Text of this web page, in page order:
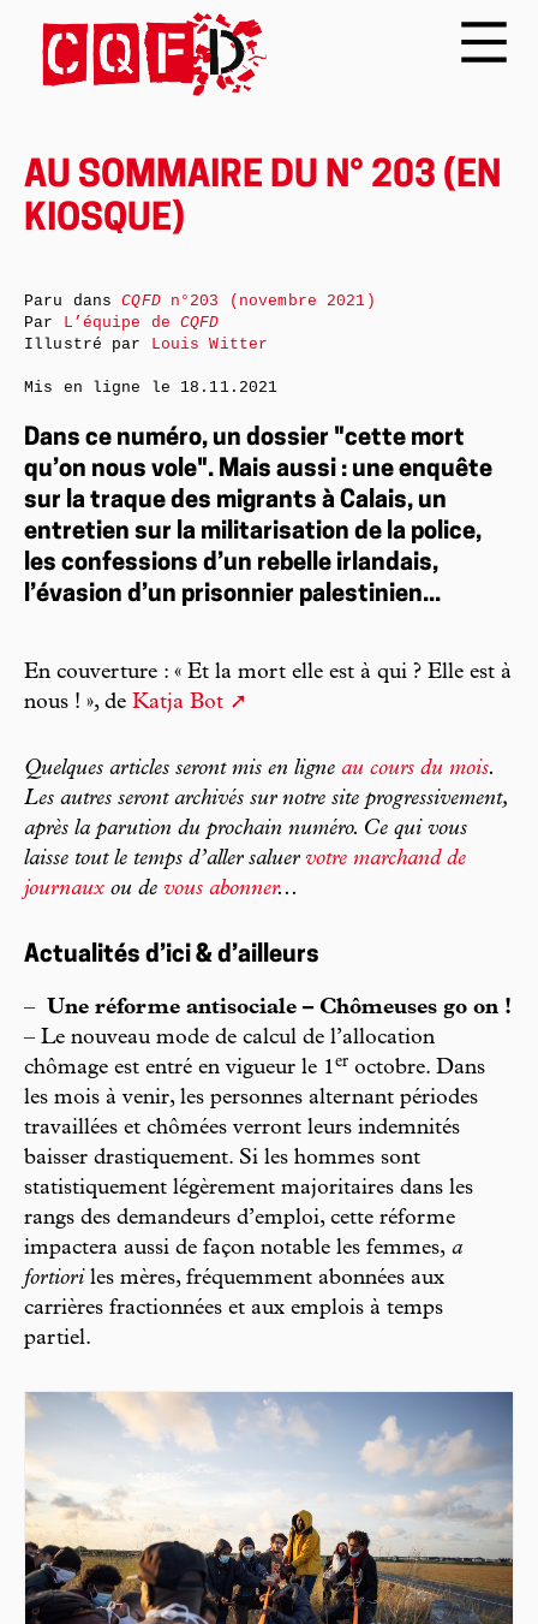
AU SOMMAIRE DU N° 203 (EN
KIOSQUE)
Dans ce numéro, un dossier "cette mort
qu’on nous vole". Mais aussi : une enquête
sur la traque des migrants à Calais, un
entretien sur la militarisation de la police,
les confessions d’un rebelle irlandais,
l’évasion d’un prisonnier palestinien...
En couverture : « Et la mort elle est à qui ? Elle est à
nous ! », de Katja Bot
Quelques articles seront mis en ligne au cours du mois.
Les autres seront archivés sur notre site progressivement,
après la parution du prochain numéro. Ce qui vous
laisse tout le temps d’aller saluer votre marchand de
journaux ou de vous abonner...
Actualités d’ici & d’ailleurs
–
Une réforme antisociale – Chômeuses go on !
– Le nouveau mode de calcul de l’allocation
chômage est entré en vigueur le 1er octobre. Dans
les mois à venir, les personnes alternant périodes
travaillées et chômées verront leurs indemnités
baisser drastiquement. Si les hommes sont
statistiquement légèrement majoritaires dans les
rangs des demandeurs d’emploi, cette réforme
impactera aussi de façon notable les femmes, a
fortiori les mères, fréquemment abonnées aux
carrières fractionnées et aux emplois à temps
partiel.
Paru dansCQFDn°203 (novembre 2021)
Par L’équipe deCQFD
Illustré par Louis Witter
Mis en ligne le 18.11.2021